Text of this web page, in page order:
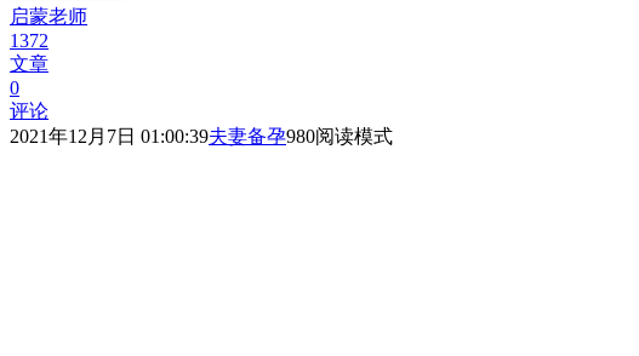
启蒙老师
1372
文章
0
评论
2021年12月7日 01:00:39夫妻备孕980阅读模式